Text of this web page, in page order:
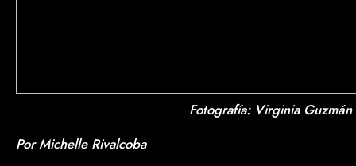
Fotografía: Virginia Guzmán
Por Michelle Rivalcoba